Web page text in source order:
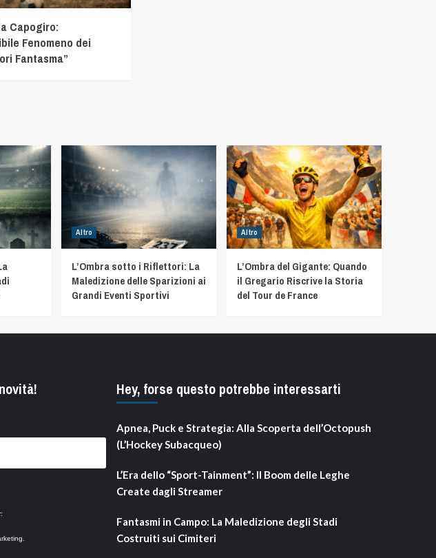
Capogiro:
Fenomeno dei
Fantasma”
Altro
L’Ombra sotto i Riflettori: La
Maledizione delle Sparizioni ai
Grandi Eventi Sportivi
Altro
L’Ombra del Gigante: Quando
il Gregario Riscrive la Storia
del Tour de France
Hey, forse questo potrebbe interessarti
Apnea, Puck e Strategia: Alla Scoperta dell’Octopush
(L’Hockey Subacqueo)
L’Era dello “Sport-Tainment”: Il Boom delle Leghe
Create dagli Streamer
Fantasmi in Campo: La Maledizione degli Stadi
Costruiti sui Cimiteri